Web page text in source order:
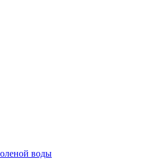
воды